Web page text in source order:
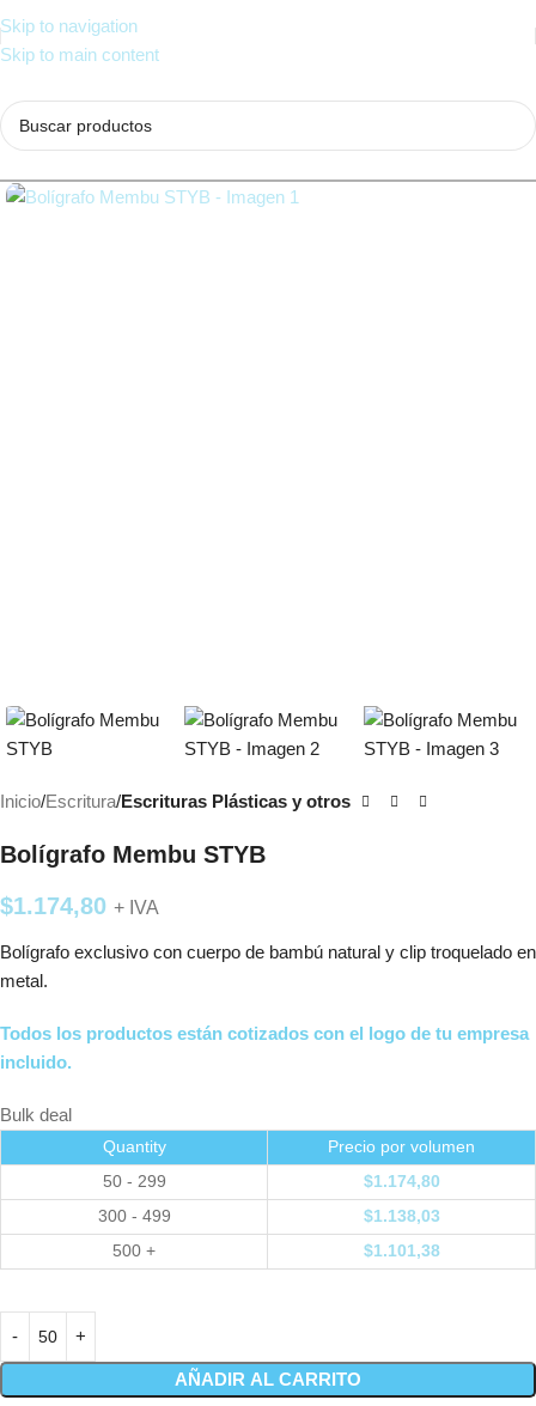
Skip to navigation
Skip to main content
Inicio Escritura Escrituras Plásticas y otros
Bolígrafo Membu STYB
$1.174,80 + IVA
Bolígrafo exclusivo con cuerpo de bambú natural y clip troquelado en
metal.
Todos los productos están cotizados con el logo de tu empresa
incluido.
Bulk deal
Quantity
Precio por volumen
50 - 299
$1.174,80
300 - 499
$1.138,03
500 +
$1.101,38
AÑADIR AL CARRITO